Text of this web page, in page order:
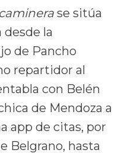
se sitúa
desde la
de Pancho
repartidor al
con Belén
de Mendoza a
app de citas, por
Belgrano, hasta